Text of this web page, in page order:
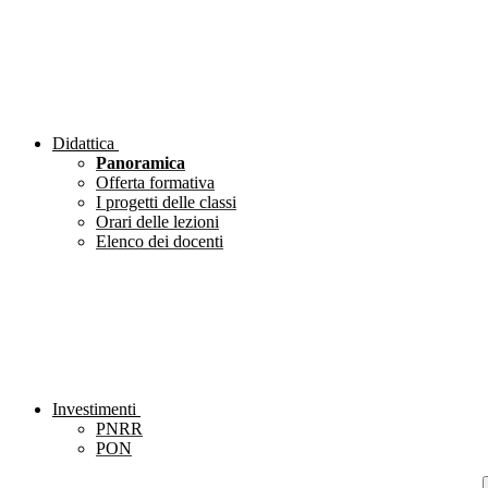
Didattica
Panoramica
Offerta formativa
I progetti delle classi
Orari delle lezioni
Elenco dei docenti
Investimenti
PNRR
PON